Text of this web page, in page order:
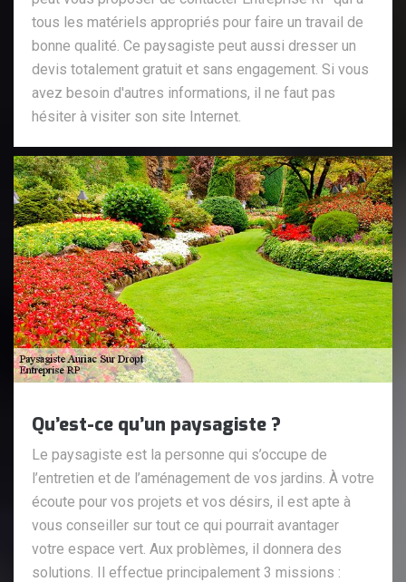
tous les matériels appropriés pour faire un travail de
bonne qualité. Ce paysagiste peut aussi dresser un
devis totalement gratuit et sans engagement. Si vous
avez besoin d'autres informations, il ne faut pas
hésiter à visiter son site Internet.
Qu’est-ce qu’un paysagiste ?
Le paysagiste est la personne qui s’occupe de
l’entretien et de l’aménagement de vos jardins. À votre
écoute pour vos projets et vos désirs, il est apte à
vous conseiller sur tout ce qui pourrait avantager
votre espace vert. Aux problèmes, il donnera des
solutions. Il effectue principalement 3 missions :